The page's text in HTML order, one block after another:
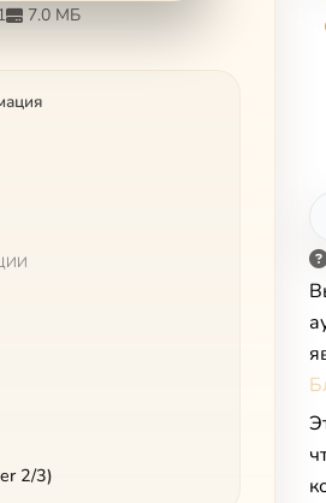
7.0 МБ
2/3)